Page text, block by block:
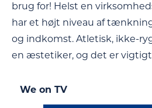
brug for! Helst en
har et højt niveau af
og indkomst. Atletisk, ikke-
en æstetiker, og det er
We on TV